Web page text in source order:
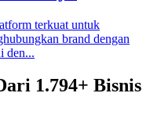
terkuat untuk
brand dengan
den...
1.794+ Bisnis